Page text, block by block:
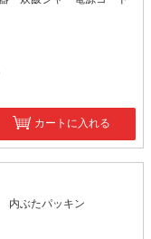
カートに入れる
内ぶたパッキン